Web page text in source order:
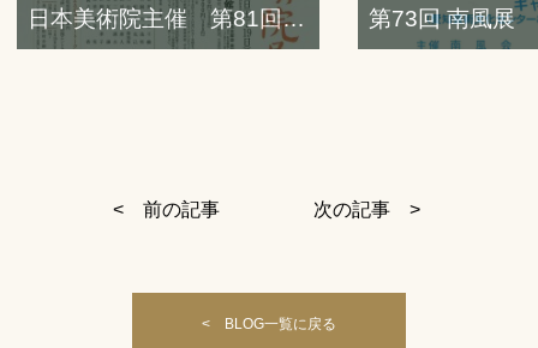
日本美術院主催 第81回（2026年） 春の院展 入選者発表
< 前の記事 次の記事 >
< BLOG一覧に戻る